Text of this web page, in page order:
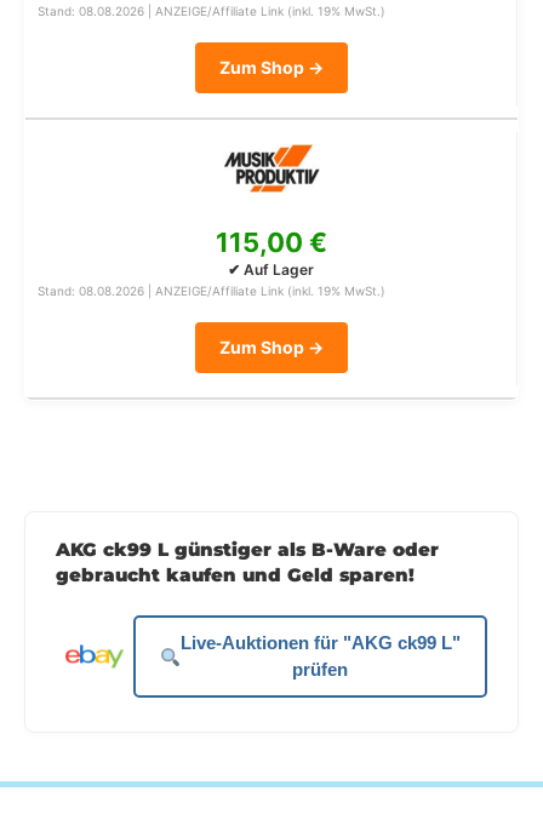
Stand: 08.08.2026 | ANZEIGE/Affiliate Link (inkl. 19% MwSt.)
Zum Shop →
115,00 €
✔ Auf Lager
Stand: 08.08.2026 | ANZEIGE/Affiliate Link (inkl. 19% MwSt.)
Zum Shop →
AKG ck99 L günstiger als B-Ware oder
gebraucht kaufen und Geld sparen!
Live-Auktionen für "AKG ck99 L"
prüfen